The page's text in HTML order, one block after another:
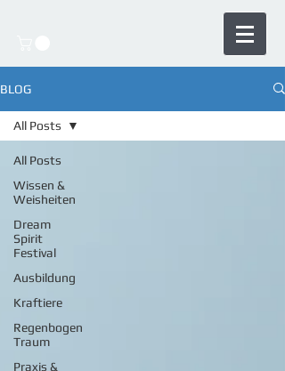
BLOG
All Posts
Wissen &
Weisheiten
Dream
Spirit
Festival
Ausbildung
Kraftiere
Regenbogen
Traum
Praxis &
All Posts